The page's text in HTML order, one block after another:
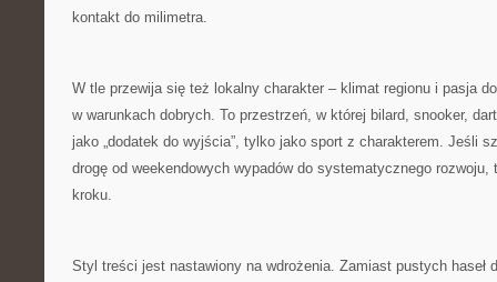
kontakt do milimetra.
W tle przewija się też lokalny charakter – klimat regionu i pasja
w warunkach dobrych. To przestrzeń, w której bilard, snooker,
jako „dodatek do wyjścia”, tylko jako sport z charakterem. Jeśli
drogę od weekendowych wypadów do systematycznego rozwoju,
kroku.
Styl treści jest nastawiony na wdrożenia. Zamiast pustych haseł